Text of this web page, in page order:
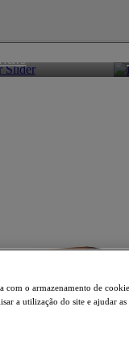
com o armazenamento de
a utilização do site e ajudar as